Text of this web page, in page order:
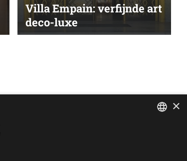
Villa Empain: verfijnde art
deco-luxe
×